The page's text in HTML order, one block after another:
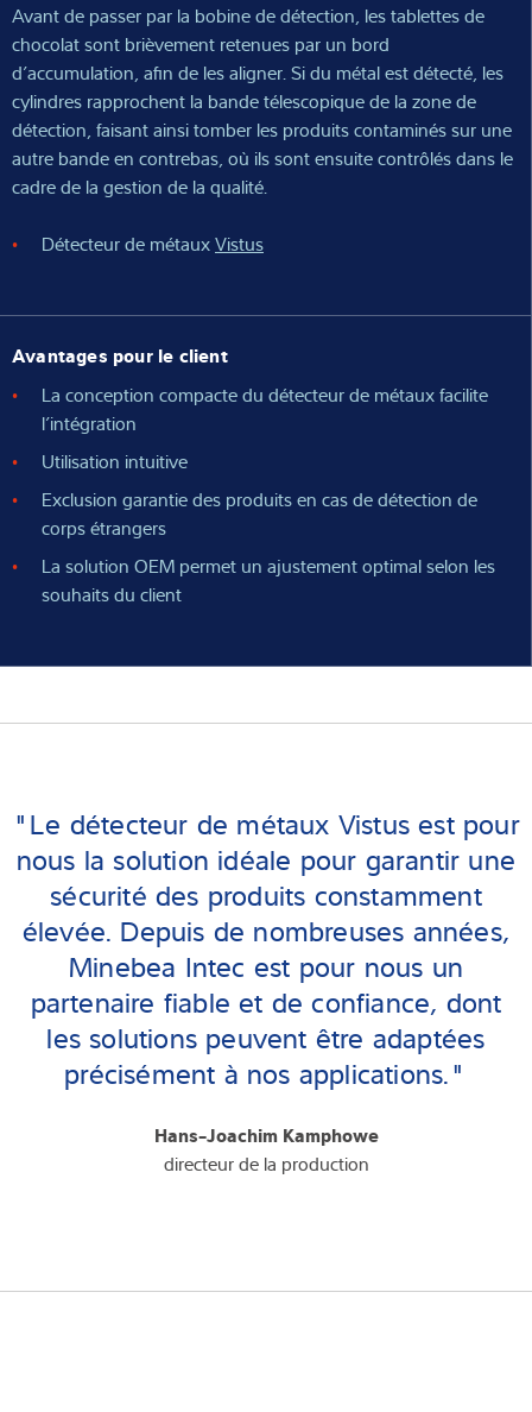
Avant de passer par la bobine de détection, les tablettes de
chocolat sont brièvement retenues par un bord
d’accumulation, afin de les aligner. Si du métal est détecté, les
cylindres rapprochent la bande télescopique de la zone de
détection, faisant ainsi tomber les produits contaminés sur une
autre bande en contrebas, où ils sont ensuite contrôlés dans le
cadre de la gestion de la qualité.
Détecteur de métauxVistus
Avantages pour le client
La conception compacte du détecteur de métaux facilite
l’intégration
Utilisation intuitive
Exclusion garantie des produits en cas de détection de
corps étrangers
La solution OEM permet un ajustement optimal selon les
souhaits du client
"Le détecteur de métaux Vistus est pour
nous la solution idéale pour garantir une
sécurité des produits constamment
élevée. Depuis de nombreuses années,
Minebea Intec est pour nous un
partenaire fiable et de confiance, dont
les solutions peuvent être adaptées
précisément à nos applications."
Hans-Joachim Kamphowe
directeur de la production